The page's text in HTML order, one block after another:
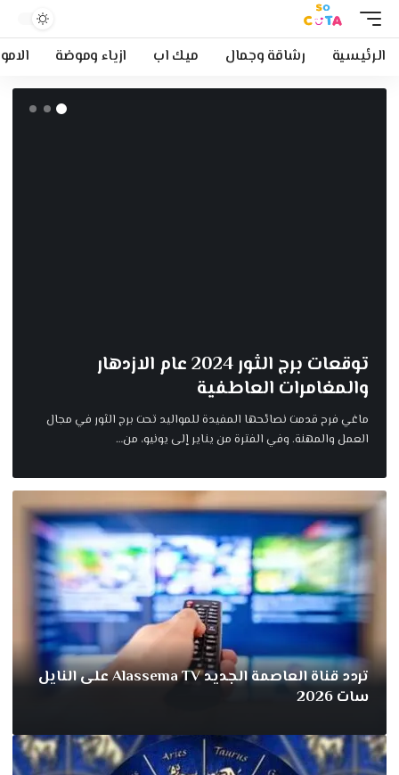
الرئيسية رشاقة وجمال ميك اب ازياء وموضة
توقعات برج الثور 2024 عام الازدهار
والمغامرات العاطفية
ماغي فرح قدمت نصائحها المفيدة للمواليد تحت برج الثور في مجال
العمل والمهنة. وفي الفترة من يناير إلى يونيو، من…
تردد قناة العاصمة الجديد Alassema TV على النايل
سات 2026